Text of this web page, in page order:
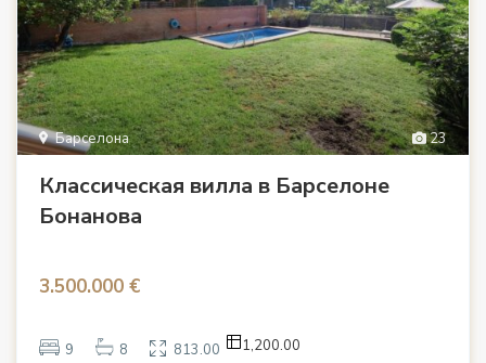
23
Барселона
Классическая вилла в Барселоне
Бонанова
3.500.000 €
9 8 813.00 1,200.00